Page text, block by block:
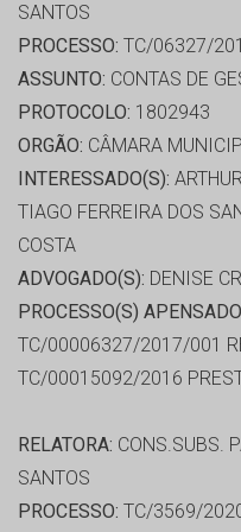
SANTOS
PROCESSO: TC/06327/
ASSUNTO: CONTAS DE
PROTOCOLO: 1802943
ORGÃO: CÂMARA
INTERESSADO(S):
TIAGO FERREIRA DOS
COSTA
ADVOGADO(S): DENISE
PROCESSO(S)
TC/00006327/2017/001
TC/00015092/2016
RELATORA: CONS.SUBS.
SANTOS
PROCESSO: TC/3569/